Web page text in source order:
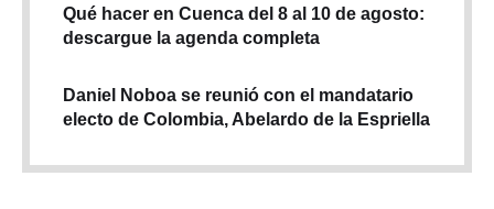
Qué hacer en Cuenca del 8 al 10 de agosto:
descargue la agenda completa
Daniel Noboa se reunió con el mandatario
electo de Colombia, Abelardo de la Espriella